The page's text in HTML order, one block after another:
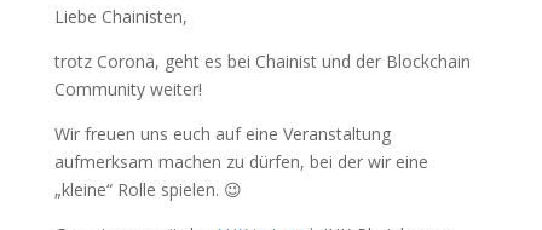
Liebe Chainisten,
trotz Corona, geht es bei Chainist und der Blockchain
Community weiter!
Wir freuen uns euch auf eine Veranstaltung
aufmerksam machen zu dürfen, bei der wir eine
„kleine“ Rolle spielen. 😉